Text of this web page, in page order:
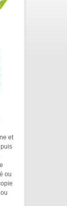
et
ou